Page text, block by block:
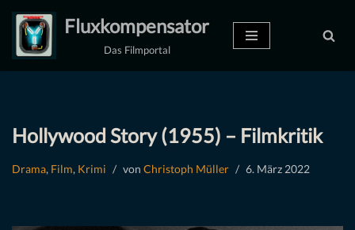
Zum
Inhalt
Fluxkompensator
Das Filmportal
Hollywood Story (1955) – Filmkritik
Drama, Film, Krimi von Christoph Müller 6. März 2022